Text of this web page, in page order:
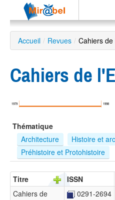
Le réseau
Soutien
Listes
Recherche
avancée
EN
ES
?
Accueil / Revues / Cahiers
Cahiers de
1979 1998
Thématique
Architecture
Histoire et
Préhistoire et Protohistoire
Titre ISSN
Cahiers de
0291-2694